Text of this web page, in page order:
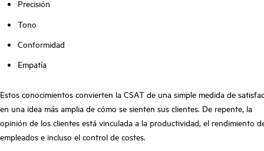
Precisión
Tono
Conformidad
Empatía
Estos conocimientos convierten la CSAT de una simple medida de
en una idea más amplia de cómo se sienten sus clientes. De repente, la
opinión de los clientes está vinculada a la productividad, el rendimiento
empleados e incluso el control de costes.